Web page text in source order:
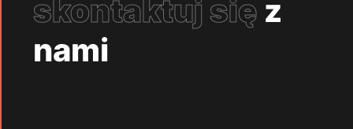
skontaktuj się z
nami